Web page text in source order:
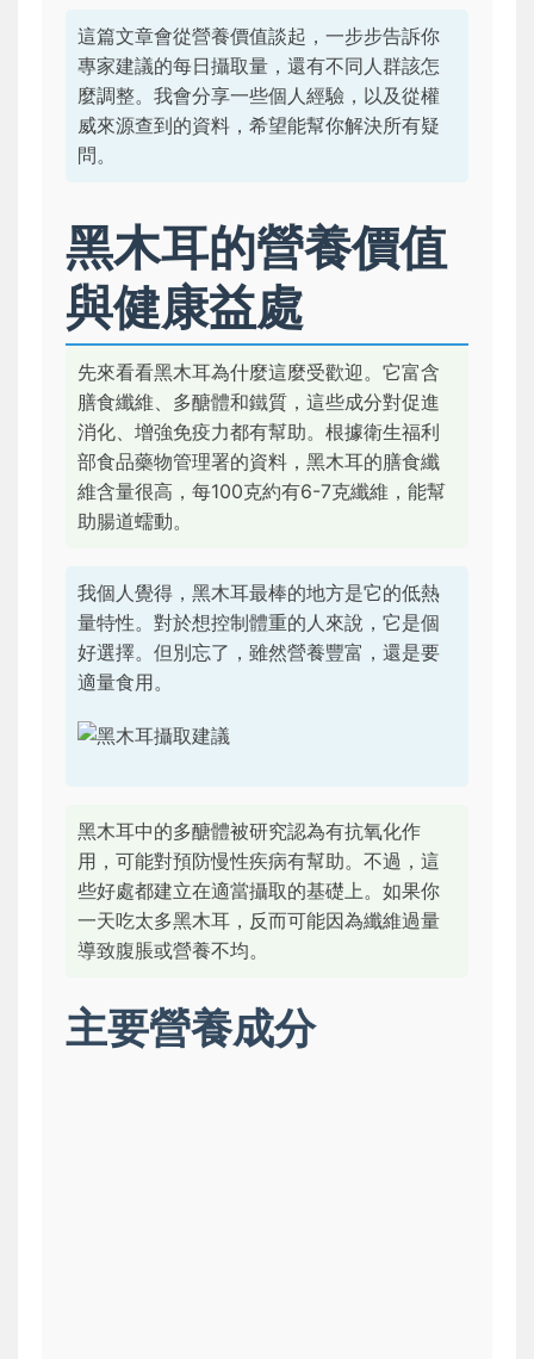
這篇文章會從營養價值談起，一步步告訴你
專家建議的每日攝取量，還有不同人群該怎
麼調整。我會分享一些個人經驗，以及從權
威來源查到的資料，希望能幫你解決所有疑
問。
黑木耳的營養價值
與健康益處
先來看看黑木耳為什麼這麼受歡迎。它富含
膳食纖維、多醣體和鐵質，這些成分對促進
消化、增強免疫力都有幫助。根據衛生福利
部食品藥物管理署的資料，黑木耳的膳食纖
維含量很高，每100克約有6-7克纖維，能幫
助腸道蠕動。
我個人覺得，黑木耳最棒的地方是它的低熱
量特性。對於想控制體重的人來說，它是個
好選擇。但別忘了，雖然營養豐富，還是要
適量食用。
黑木耳中的多醣體被研究認為有抗氧化作
用，可能對預防慢性疾病有幫助。不過，這
些好處都建立在適當攝取的基礎上。如果你
一天吃太多黑木耳，反而可能因為纖維過量
導致腹脹或營養不均。
主要營養成分